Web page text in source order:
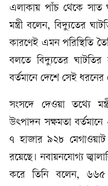
এলাকায় পাঁচ থেকে সাত
মন্ত্রী বলেন, বিদ্যুতের
কারণেই এমন পরিস্থিতি
বলতে বিদ্যুতের ঘাটতির
বর্তমানে দেশে সেই
সংসদে দেওয়া তথ্যে
উৎপাদন সক্ষমতা
৭ হাজার ৯২৮ মেগাওয়াট
রয়েছে। নবায়নযোগ্য
করে তিনি বলেন, ৬৬৫